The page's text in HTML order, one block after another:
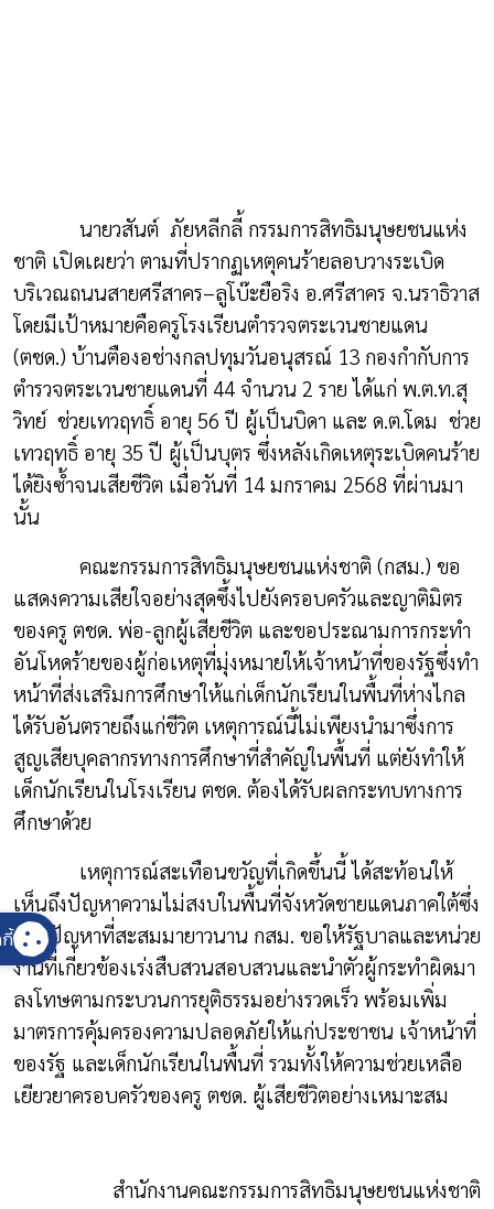
นายวสันต์ ภัยหลีกลี้ กรรมการสิทธิมนุษยชนแห่ง
ชาติ เปิดเผยว่า ตามที่ปรากฏเหตุคนร้ายลอบวางระเบิด
บริเวณถนนสายศรีสาคร–ลูโบ๊ะยือริง อ.ศรีสาคร จ.นราธิวาส
โดยมีเป้าหมายคือครูโรงเรียนตำรวจตระเวนชายแดน
(ตชด.) บ้านตืองอช่างกลปทุมวันอนุสรณ์ 13 กองกำกับการ
ตำรวจตระเวนชายแดนที่ 44 จำนวน 2 ราย ได้แก่ พ.ต.ท.สุ
วิทย์ ช่วยเทวฤทธิ์ อายุ 56 ปี ผู้เป็นบิดา และ ด.ต.โดม ช่วย
เทวฤทธิ์ อายุ 35 ปี ผู้เป็นบุตร ซึ่งหลังเกิดเหตุระเบิดคนร้าย
ได้ยิงซ้ำจนเสียชีวิต เมื่อวันที่ 14 มกราคม 2568 ที่ผ่านมา
นั้น
คณะกรรมการสิทธิมนุษยชนแห่งชาติ (กสม.) ขอ
แสดงความเสียใจอย่างสุดซึ้งไปยังครอบครัวและญาติมิตร
ของครู ตชด. พ่อ-ลูกผู้เสียชีวิต และขอประณามการกระทำ
อันโหดร้ายของผู้ก่อเหตุที่มุ่งหมายให้เจ้าหน้าที่ของรัฐซึ่งทำ
หน้าที่ส่งเสริมการศึกษาให้แก่เด็กนักเรียนในพื้นที่ห่างไกล
ได้รับอันตรายถึงแก่ชีวิต เหตุการณ์นี้ไม่เพียงนำมาซึ่งการ
สูญเสียบุคลากรทางการศึกษาที่สำคัญในพื้นที่ แต่ยังทำให้
เด็กนักเรียนในโรงเรียน ตชด. ต้องได้รับผลกระทบทางการ
ศึกษาด้วย
เหตุการณ์สะเทือนขวัญที่เกิดขึ้นนี้ ได้สะท้อนให้
เห็นถึงปัญหาความไม่สงบในพื้นที่จังหวัดชายแดนภาคใต้ซึ่ง
เป็นปัญหาที่สะสมมายาวนาน กสม. ขอให้รัฐบาลและหน่วย
งานที่เกี่ยวข้องเร่งสืบสวนสอบสวนและนำตัวผู้กระทำผิดมา
ลงโทษตามกระบวนการยุติธรรมอย่างรวดเร็ว พร้อมเพิ่ม
มาตรการคุ้มครองความปลอดภัยให้แก่ประชาชน เจ้าหน้าที่
ของรัฐ และเด็กนักเรียนในพื้นที่ รวมทั้งให้ความช่วยเหลือ
เยียวยาครอบครัวของครู ตชด. ผู้เสียชีวิตอย่างเหมาะสม
สำนักงานคณะกรรมการสิทธิมนุษยชนแห่งชาติ